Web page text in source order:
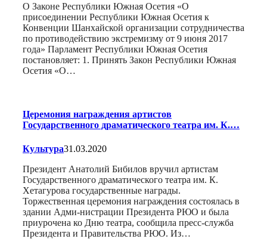
О Законе Республики Южная Осетия «О
присоединении Республики Южная Осетия к
Конвенции Шанхайской организации сотрудничества
по противодействию экстремизму от 9 июня 2017
года» Парламент Республики Южная Осетия
постановляет: 1. Принять Закон Республики Южная
Осетия «О…
Церемония награждения артистов
Государственного драматического театра им. К.…
Культура31.03.2020
Президент Анатолий Бибилов вручил артистам
Государственного драматического театра им. К.
Хетагурова государственные награды.
Торжественная церемония награждения состоялась в
здании Адми-нистрации Президента РЮО и была
приурочена ко Дню театра, сообщила пресс-служба
Президента и Правительства РЮО. Из…